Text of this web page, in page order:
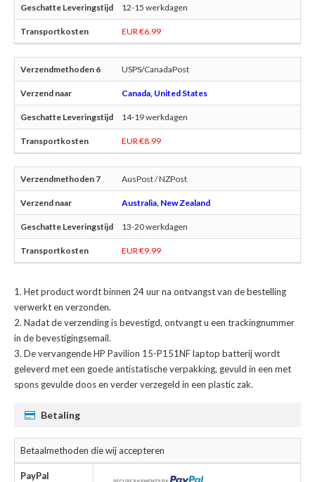
12-15 werkdagen
EUR €6.99
USPS/CanadaPost
Canada, United States
14-19 werkdagen
EUR €8.99
AusPost / NZPost
Australia, New Zealand
13-20 werkdagen
EUR €9.99
Het product wordt binnen 24 uur na ontvangst van de bestelling
verwerkt en verzonden.
Nadat de verzending is bevestigd, ontvangt u een trackingnummer
in de bevestigingsemail.
Devervangende HP Pavilion 15-P151NF laptop batterijwordt
geleverd met een goede antistatische verpakking, gevuld in een met
spons gevulde doos en verder verzegeld in een plastic zak.
Betaling
Betaalmethoden die wij accepteren
PayPal